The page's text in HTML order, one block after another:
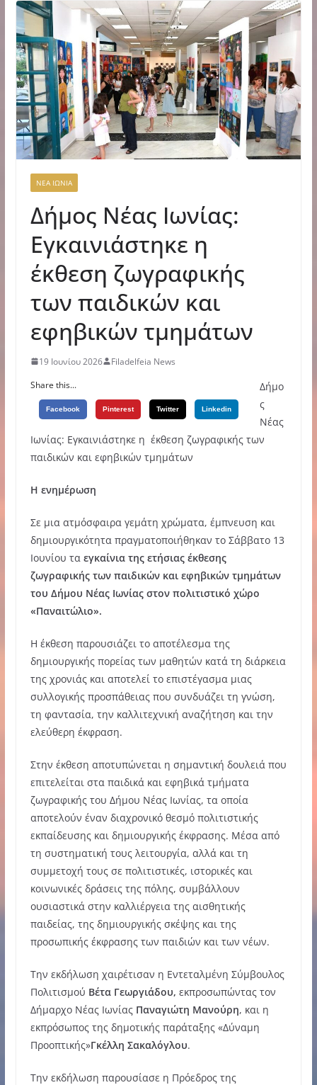
ΝΕΑ ΙΩΝΙΑ
Δήμος Νέας Ιωνίας:
Εγκαινιάστηκε η
έκθεση ζωγραφικής
των παιδικών και
εφηβικών τμημάτων
19 Ιουνίου 2026
Filadelfeia News
Share this...
Facebook Pinterest Twitter Linkedin
Δήμο
ς
Νέας
Ιωνίας: Εγκαινιάστηκε η έκθεση ζωγραφικής των
παιδικών και εφηβικών τμημάτων
Η ενημέρωση
Σε μια ατμόσφαιρα γεμάτη χρώματα, έμπνευση και
δημιουργικότητα πραγματοποιήθηκαν το Σάββατο 13
Ιουνίου ταεγκαίνια της ετήσιας έκθεσης
ζωγραφικής των παιδικών και εφηβικών τμημάτων
του Δήμου Νέας Ιωνίας στον πολιτιστικό χώρο
«Παναιτώλιο».
Η έκθεση παρουσιάζει το αποτέλεσμα της
δημιουργικής πορείας των μαθητών κατά τη διάρκεια
της χρονιάς και αποτελεί το επιστέγασμα μιας
συλλογικής προσπάθειας που συνδυάζει τη γνώση,
τη φαντασία, την καλλιτεχνική αναζήτηση και την
ελεύθερη έκφραση.
Στην έκθεση αποτυπώνεται η σημαντική δουλειά που
επιτελείται στα παιδικά και εφηβικά τμήματα
ζωγραφικής του Δήμου Νέας Ιωνίας, τα οποία
αποτελούν έναν διαχρονικό θεσμό πολιτιστικής
εκπαίδευσης και δημιουργικής έκφρασης. Μέσα από
τη συστηματική τους λειτουργία, αλλά και τη
συμμετοχή τους σε πολιτιστικές, ιστορικές και
κοινωνικές δράσεις της πόλης, συμβάλλουν
ουσιαστικά στην καλλιέργεια της αισθητικής
παιδείας, της δημιουργικής σκέψης και της
προσωπικής έκφρασης των παιδιών και των νέων.
Την εκδήλωση χαιρέτισαν η Εντεταλμένη Σύμβουλος
Πολιτισμού Βέτα Γεωργιάδου, εκπροσωπώντας τον
Δήμαρχο Νέας Ιωνίας Παναγιώτη Μανούρη, και η
εκπρόσωπος της δημοτικής παράταξης «Δύναμη
Προοπτικής»Γκέλλη Σακαλόγλου.
Την εκδήλωση παρουσίασε η Πρόεδρος της